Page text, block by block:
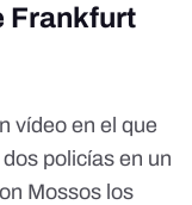
Frankfurt
vídeo en el que
policías en un
Mossos los